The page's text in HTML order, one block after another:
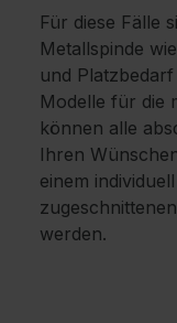
Für diese Fälle
Metallspinde
und
Modelle für die
können alle
Ihren
einem
werden.